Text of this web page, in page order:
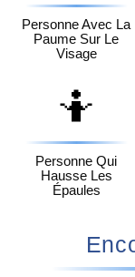
Personne Avec La
Paume Sur Le
Visage
🤷
Personne Qui
Hausse Les
Épaules